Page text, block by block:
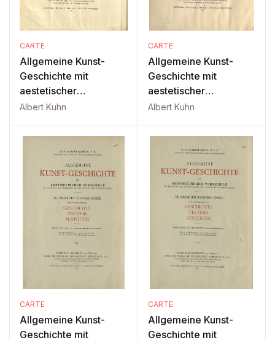
CARTE
Allgemeine Kunst-
Geschichte mit
aestetischer
Vorschule: Vol. 2 P1
Albert Kuhn
CARTE
Allgemeine Kunst-
Geschichte mit
aestetischer
Vorschule: Vol. 2 P2
Albert Kuhn
CARTE
Allgemeine Kunst-
Geschichte mit
CARTE
Allgemeine Kunst-
Geschichte mit